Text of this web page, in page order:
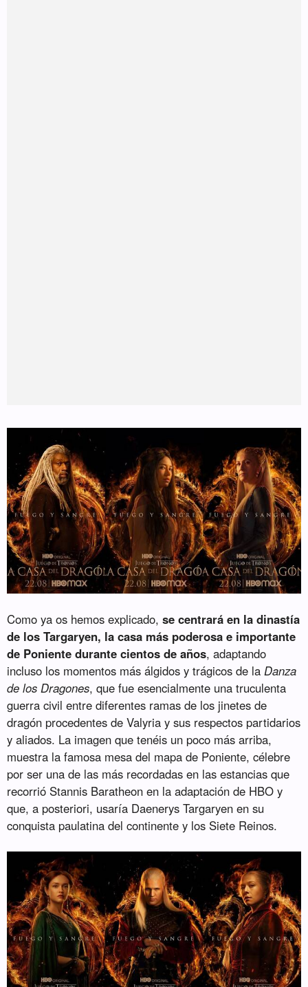
Como ya os hemos explicado,se centrará en la dinastía
de los Targaryen, la casa más poderosa e importante
de Poniente durante cientos de años, adaptando
incluso los momentos más álgidos y trágicos de laDanza
de los Dragones, que fue esencialmente una truculenta
guerra civil entre diferentes ramas de los jinetes de
dragón procedentes de Valyria y sus respectos partidarios
y aliados. La imagen que tenéis un poco más arriba,
muestra la famosa mesa del mapa de Poniente, célebre
por ser una de las más recordadas en las estancias que
recorrió Stannis Baratheon en la adaptación de HBO y
que, a posteriori, usaría Daenerys Targaryen en su
conquista paulatina del continente y los Siete Reinos.